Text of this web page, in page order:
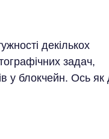
декількох
задач,
у блокчейн. Ось як